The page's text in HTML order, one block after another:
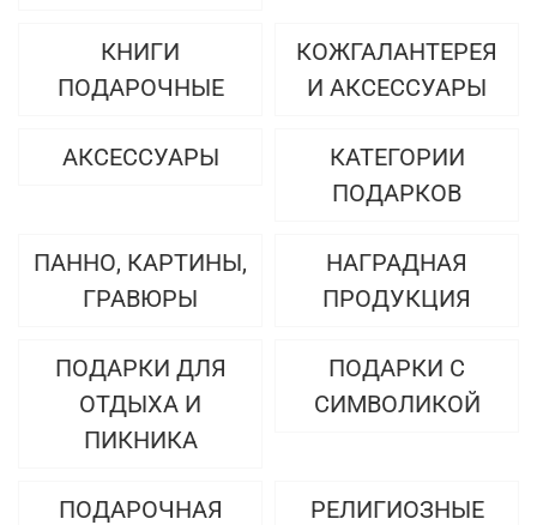
КНИГИ
ПОДАРОЧНЫЕ
КОЖГАЛАНТЕРЕЯ
И АКСЕССУАРЫ
АКСЕССУАРЫ
КАТЕГОРИИ
ПОДАРКОВ
ПАННО, КАРТИНЫ,
ГРАВЮРЫ
НАГРАДНАЯ
ПРОДУКЦИЯ
ПОДАРКИ ДЛЯ
ОТДЫХА И
ПИКНИКА
ПОДАРКИ С
СИМВОЛИКОЙ
ПОДАРОЧНАЯ
РЕЛИГИОЗНЫЕ